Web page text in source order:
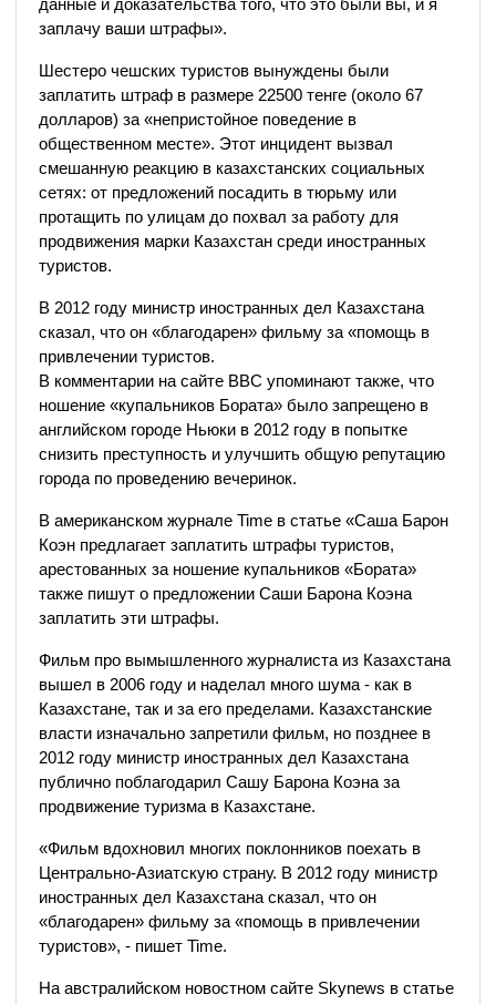
данные и доказательства того, что это были вы, и я
заплачу ваши штрафы».
Шестеро чешских туристов вынуждены были
заплатить штраф в размере 22500 тенге (около 67
долларов) за «непристойное поведение в
общественном месте». Этот инцидент вызвал
смешанную реакцию в казахстанских социальных
сетях: от предложений посадить в тюрьму или
протащить по улицам до похвал за работу для
продвижения марки Казахстан среди иностранных
туристов.
В 2012 году министр иностранных дел Казахстана
сказал, что он «благодарен» фильму за «помощь в
привлечении туристов.
В комментарии на сайте ВВС упоминают также, что
ношение «купальников Бората» было запрещено в
английском городе Ньюки в 2012 году в попытке
снизить преступность и улучшить общую репутацию
города по проведению вечеринок.
В американском журнале Time в статье «Саша Барон
Коэн предлагает заплатить штрафы туристов,
арестованных за ношение купальников «Бората»
также пишут о предложении Саши Барона Коэна
заплатить эти штрафы.
Фильм про вымышленного журналиста из Казахстана
вышел в 2006 году и наделал много шума - как в
Казахстане, так и за его пределами. Казахстанские
власти изначально запретили фильм, но позднее в
2012 году министр иностранных дел Казахстана
публично поблагодарил Сашу Барона Коэна за
продвижение туризма в Казахстане.
«Фильм вдохновил многих поклонников поехать в
Центрально-Азиатскую страну. В 2012 году министр
иностранных дел Казахстана сказал, что он
«благодарен» фильму за «помощь в привлечении
туристов», - пишет Time.
На австралийском новостном сайте Skynews в статье